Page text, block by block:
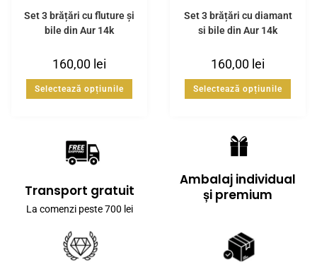
Set 3 brățări cu fluture și
bile din Aur 14k
160,00 lei
Selectează opțiunile
Set 3 brățări cu diamant
și bile din Aur 14k
160,00 lei
Selectează opțiunile
Transport gratuit
La comenzi peste 700 lei
Ambalaj individual
și premium